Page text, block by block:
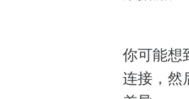
你可能想
连接，然